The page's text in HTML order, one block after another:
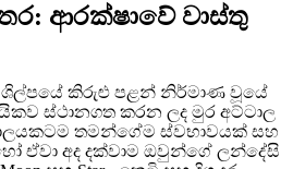
ආරක්ෂාවේ වාස්තු
ශිල්පයේ කිරුළු පළන් නිර්මාණ වූයේ
ස්ථානගත කරන ලද මුර අට්ටාල
තමන්ගේම ස්වභාවයක් සහ
ඒවා අද දක්වාම ඔවුන්ගේ ලන්දේසි